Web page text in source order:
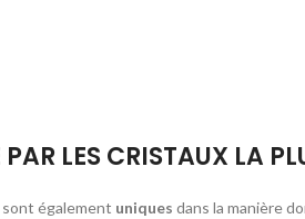
LES CRISTAUX LA
sont également uniques dans la manière